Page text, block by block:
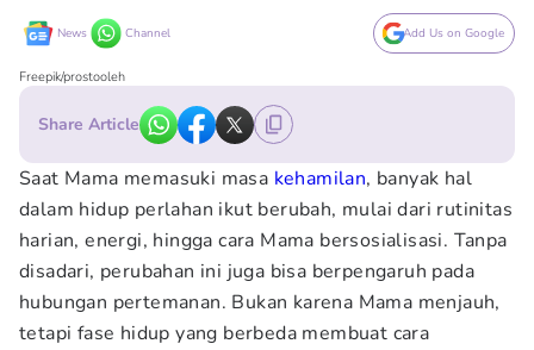
News Channel Add Us on Google
Freepik/prostooleh
Share Article
Saat Mama memasuki masa kehamilan, banyak hal
dalam hidup perlahan ikut berubah, mulai dari rutinitas
harian, energi, hingga cara Mama bersosialisasi. Tanpa
disadari, perubahan ini juga bisa berpengaruh pada
hubungan pertemanan. Bukan karena Mama menjauh,
tetapi fase hidup yang berbeda membuat cara